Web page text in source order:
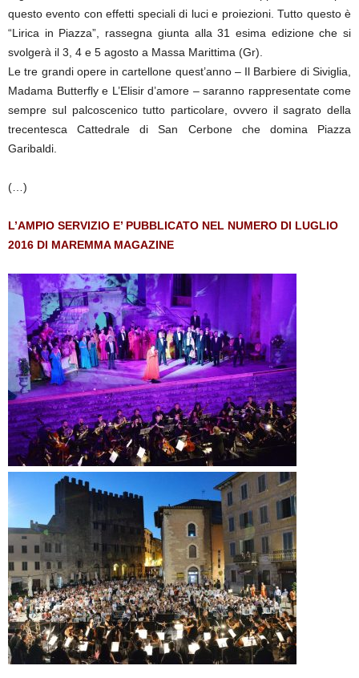
questo evento con effetti speciali di luci e proiezioni. Tutto questo è
“Lirica in Piazza”, rassegna giunta alla 31 esima edizione che si
svolgerà il 3, 4 e 5 agosto a Massa Marittima (Gr).
Le tre grandi opere in cartellone quest’anno – Il Barbiere di Siviglia,
Madama Butterfly e L’Elisir d’amore – saranno rappresentate come
sempre sul palcoscenico tutto particolare, ovvero il sagrato della
trecentesca Cattedrale di San Cerbone che domina Piazza
Garibaldi.
(…)
L’AMPIO SERVIZIO E’ PUBBLICATO NEL NUMERO DI LUGLIO
2016 DI MAREMMA MAGAZINE